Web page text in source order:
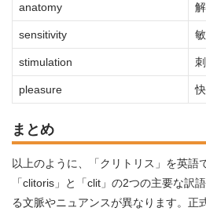
anatomy
sensitivity
stimulation
pleasure
まとめ
以上のように、「クリトリス」を英語
「clitoris」と「clit」の2つの主要な訳
る文脈やニュアンスが異なります。正